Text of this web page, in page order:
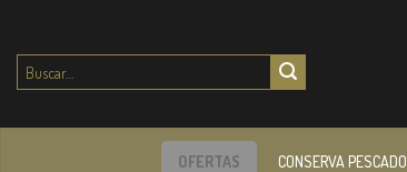
Buscar
por:
OFERTAS CONSERVA PESCADO